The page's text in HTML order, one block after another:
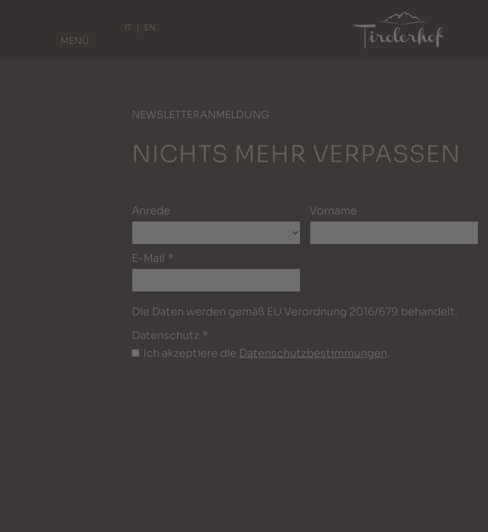
MENÜ
IT EN
NEWSLETTERANMELDUNG
NICHTS MEHR VERPASSEN
Anrede Vorname
E-Mail *
Die Daten werden gemäß EU Verordnung 2016/679 behandelt.
Datenschutz *
Ich akzeptiere die Datenschutzbestimmungen.